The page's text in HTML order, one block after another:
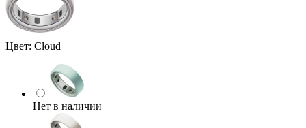
Цвет: Cloud
Нет в наличии